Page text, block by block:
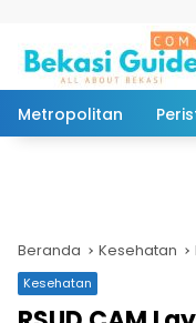
Metropolitan
Beranda Kesehatan
Kesehatan